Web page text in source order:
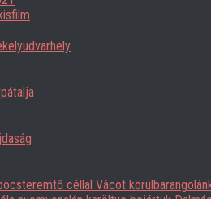
céllal Vácot